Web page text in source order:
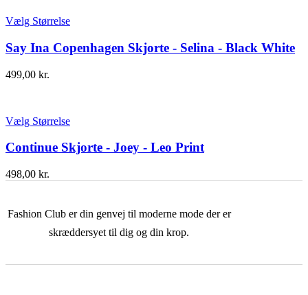
Vælg Størrelse
Say Ina Copenhagen Skjorte - Selina - Black White
499,00 kr.
Vælg Størrelse
Continue Skjorte - Joey - Leo Print
498,00 kr.
Fashion Club er din genvej til moderne mode der er
skræddersyet til dig og din krop.